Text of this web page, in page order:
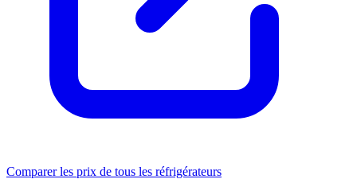
Comparer les prix de tous les réfrigérateurs